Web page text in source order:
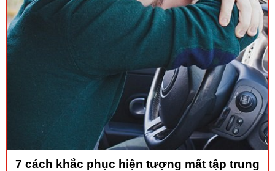
7 cách khắc phục hiện tượng mất tập trung